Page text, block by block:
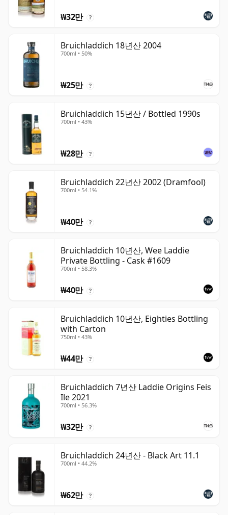
₩32만 ?
Bruichladdich 18년산 2004
700ml • 50%
₩25만 ?
Bruichladdich 15년산 / Bottled 1990s
700ml • 43%
₩28만 ?
Bruichladdich 22년산 2002 (Dramfool)
700ml • 54.1%
₩40만 ?
Bruichladdich 10년산, Wee Laddie
Private Bottling - Cask #1609
700ml • 58.3%
₩40만 ?
Bruichladdich 10년산, Eighties Bottling
with Carton
750ml • 43%
₩44만 ?
Bruichladdich 7년산 Laddie Origins Feis
Ile 2021
700ml • 56.3%
₩32만 ?
Bruichladdich 24년산 - Black Art 11.1
700ml • 44.2%
₩62만 ?